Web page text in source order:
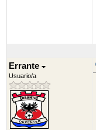
Errante
Usuario/a